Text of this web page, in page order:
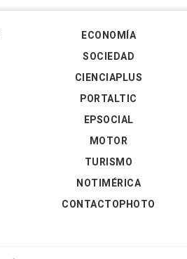
ECONOMÍA
SOCIEDAD
CIENCIAPLUS
PORTALTIC
EPSOCIAL
MOTOR
TURISMO
NOTIMÉRICA
CONTACTOPHOTO